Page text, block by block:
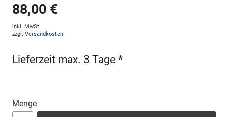
88,00 €
inkl. MwSt.
zzgl. Versandkosten
Lieferzeit max. 3 Tage *
Menge